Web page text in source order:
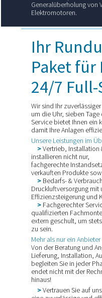
Generalüberholung von
Elektromotoren.
Ihr
Paket für
24/7
Wir sind Ihr
um die Uhr, sieben
Service bietet Ihnen ein
damit Ihre Anlagen
Unsere Leistungen im
>Vertrieb, Installation
installieren nicht nur,
fachgerechte
verkauften Produkte
> Bedarfs- &
Druckluftversorgung mit
Effizienzsteigerung und
> Fachgerechter
qualifizierten
extern geschult, um
zu sein.
Mehr als nur ein
Von der Beratung und
Lieferung, Installation,
begleiten Sie in jeder
endet nicht mit der
hinaus!
>Vertrauen Sie auf